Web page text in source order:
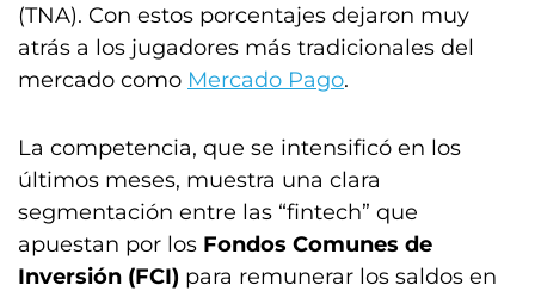
(TNA). Con estos porcentajes dejaron muy
atrás a los jugadores más tradicionales del
mercado como Mercado Pago.
La competencia, que se intensificó en los
últimos meses, muestra una clara
segmentación entre las “fintech” que
apuestan por los Fondos Comunes de
Inversión (FCI) para remunerar los saldos en